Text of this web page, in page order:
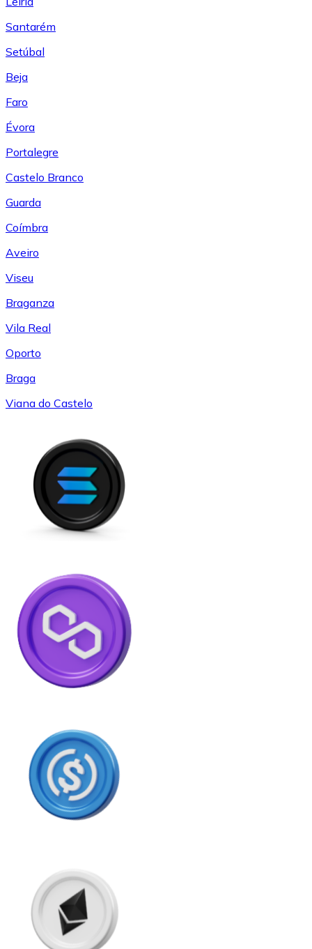
Santarém
Setúbal
Beja
Faro
Évora
Portalegre
Castelo Branco
Guarda
Coímbra
Aveiro
Viseu
Braganza
Vila Real
Oporto
Braga
Viana do Castelo